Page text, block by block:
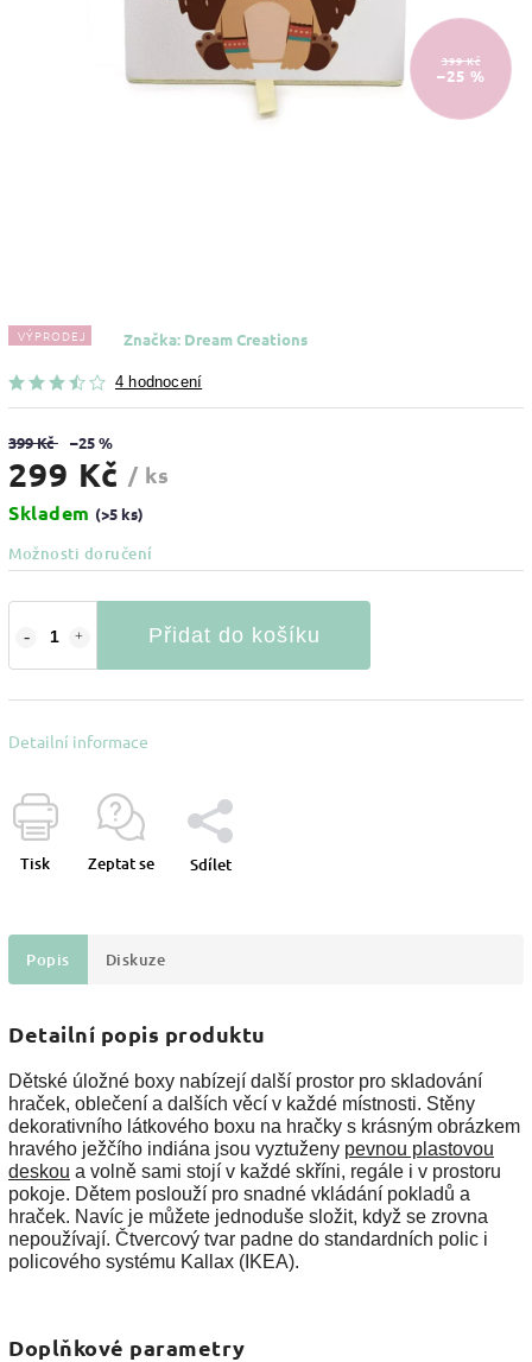
399 Kč
–25 %
VÝPRODEJ
4 hodnocení
Značka: Dream Creations
399 Kč –25 %
299 Kč / ks
Skladem (>5 ks)
Možnosti doručení
Přidat do košíku
Detailní informace
Tisk Zeptat se Sdílet
Popis Diskuze
Detailní popis produktu
Dětské úložné boxy nabízejí další prostor pro skladování
hraček, oblečení a dalších věcí v každé místnosti. Stěny
dekorativního látkového boxu na hračky s krásným obrázkem
hravého ježčího indiána jsou vyztuženy pevnou plastovou
deskou a volně sami stojí v každé skříni, regále i v prostoru
pokoje. Dětem poslouží pro snadné vkládání pokladů a
hraček. Navíc je můžete jednoduše složit, když se zrovna
nepoužívají. Čtvercový tvar padne do standardních polic i
policového systému Kallax (IKEA).
Doplňkové parametry